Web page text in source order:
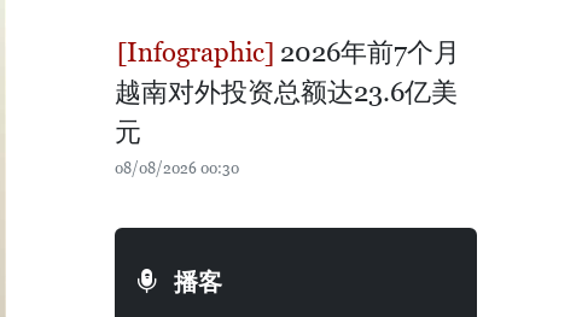
2026年前7个月
越南对外投资总额达23.6亿美
元
08/08/2026 00:30
播客